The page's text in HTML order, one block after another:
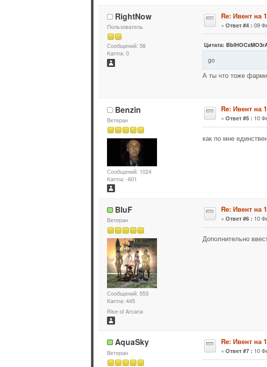
RightNow
Пользователь
Сообщений: 58
Karma: 0
Re: Ивент на
« Ответ #4 : 09
Цитата:
go
А ты что тоже
Benzin
Ветеран
Сообщений: 1024
Karma: -601
Re: Ивент на
« Ответ #5 : 10
как по мне
BluF
Ветеран
Сообщений: 553
Karma: 445
Rise of Arcana
Re: Ивент на
« Ответ #6 : 10
Дополнительно
AquaSky
Ветеран
Re: Ивент на
« Ответ #7 : 10